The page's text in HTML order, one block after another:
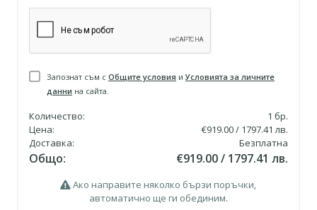
Запознат съм с Общите условия иУсловията за личните
данни на сайта.
Количество: 1 бр.
Цена:
€919.00 / 1797.41 лв.
Доставка:
Безплатна
Общо: €919.00 / 1797.41 лв.
Ако направите няколко бързи поръчки,
автоматично ще ги обединим.